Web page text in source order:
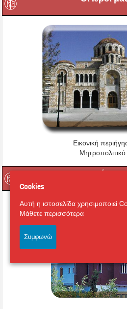
Εικονική
Οι Ιερές
Cookies
Αυτή η ιστοσελίδα χρησιμοποιεί
Μάθετε περισσότερα
Συμφωνώ